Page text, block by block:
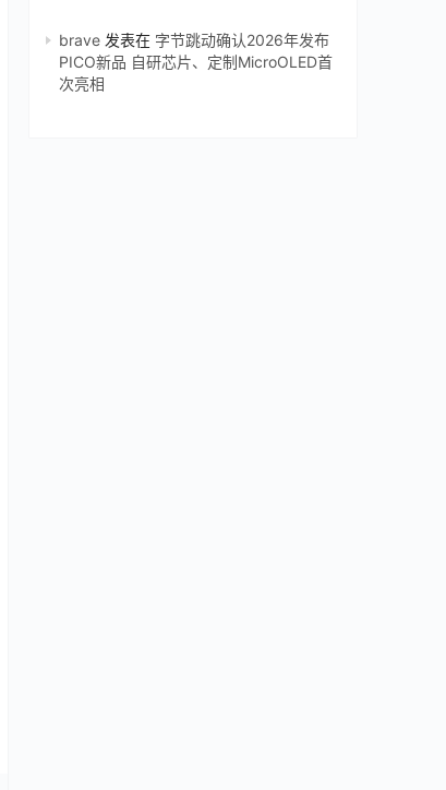
brave 发表在 字节跳动确认2026年发布
PICO新品 自研芯片、定制MicroOLED首
次亮相